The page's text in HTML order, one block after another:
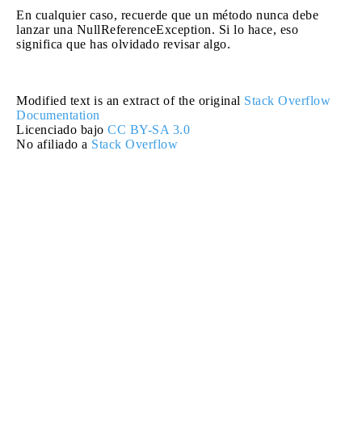
En cualquier caso, recuerde que un método nunca debe
lanzar una NullReferenceException. Si lo hace, eso
significa que has olvidado revisar algo.
Modified text is an extract of the original Stack Overflow
Documentation
Licenciado bajo CC BY-SA 3.0
No afiliado a Stack Overflow